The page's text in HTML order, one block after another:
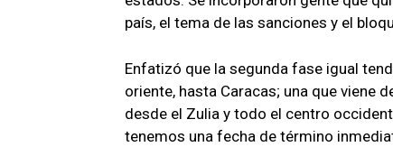
país, el tema de las sanciones y el
Enfatizó que la segunda fase igual
oriente, hasta Caracas; una que viene
desde el Zulia y todo el centro
tenemos una fecha de término